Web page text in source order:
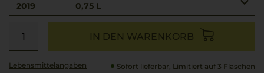
2019 0,75 L
IN DEN WARENKORB
Lebensmittel­angaben Sofort lieferbar, Limitiert auf 3 Flaschen